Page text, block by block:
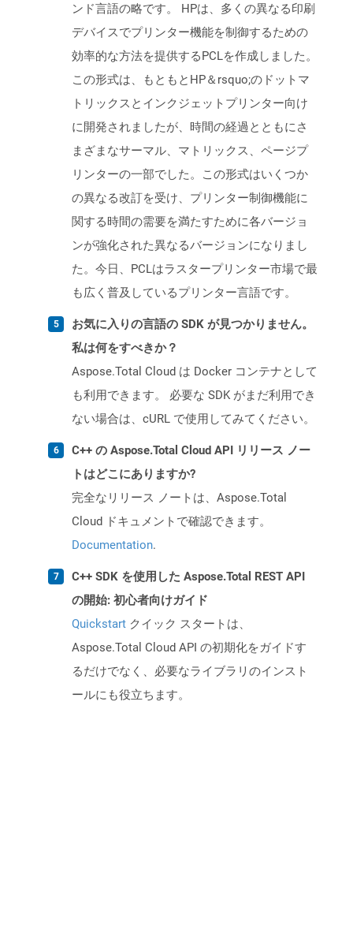
ンド言語の略です。 HPは、多くの異なる印刷
デバイスでプリンター機能を制御するための
効率的な方法を提供するPCLを作成しました。
この形式は、もともとHP＆rsquo;のドットマ
トリックスとインクジェットプリンター向け
に開発されましたが、時間の経過とともにさ
まざまなサーマル、マトリックス、ページプ
リンターの一部でした。この形式はいくつか
の異なる改訂を受け、プリンター制御機能に
関する時間の需要を満たすために各バージョ
ンが強化された異なるバージョンになりまし
た。今日、PCLはラスタープリンター市場で最
も広く普及しているプリンター言語です。
お気に入りの言語の SDK が見つかりません。
私は何をすべきか？
Aspose.Total Cloud は Docker コンテナとして
も利用できます。 必要な SDK がまだ利用でき
ない場合は、cURL で使用してみてください。
C++ の Aspose.Total Cloud API リリース ノー
トはどこにありますか?
完全なリリース ノートは、Aspose.Total
Cloud ドキュメントで確認できます。
Documentation.
C++ SDK を使用した Aspose.Total REST API
の開始: 初心者向けガイド
Quickstart クイック スタートは、
Aspose.Total Cloud API の初期化をガイドす
るだけでなく、必要なライブラリのインスト
ールにも役立ちます。